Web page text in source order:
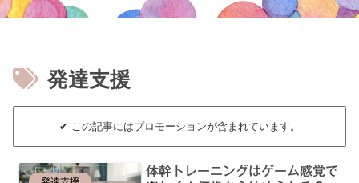
発達支援
✔︎ この記事にはプロモーションが含まれています。
体幹トレーニングはゲーム感覚で